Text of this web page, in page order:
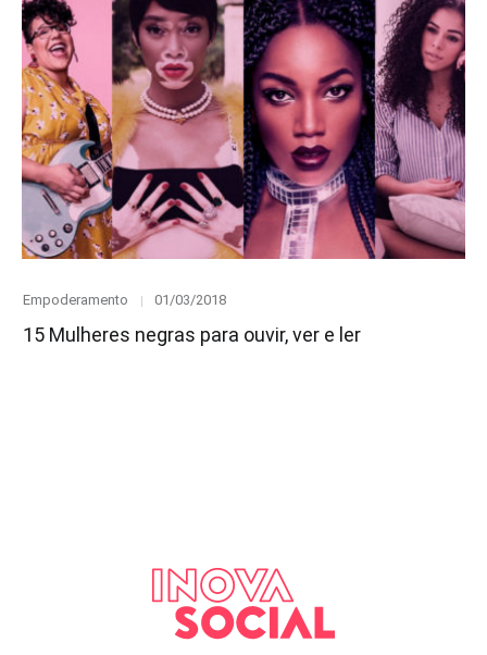
Category
Empoderamento
Posted
01/03/2018
15 Mulheres negras para ouvir, ver e ler